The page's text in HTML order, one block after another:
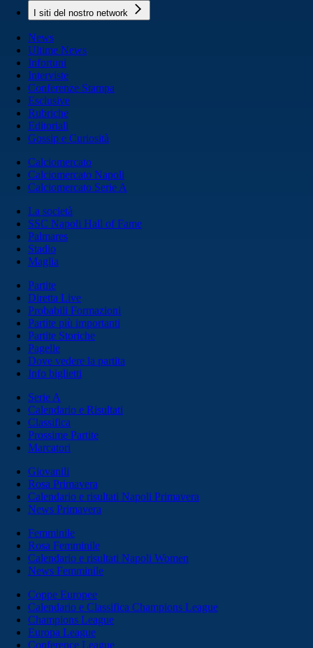
I siti del nostro network
News
Ultime News
Infortuni
Interviste
Conferenze Stampa
Esclusive
Rubriche
Editoriali
Gossip e Curiosità
Calciomercato
Calciomercato Napoli
Calciomercato Serie A
La società
SSC Napoli Hall of Fame
Palmares
Stadio
Maglia
Partite
Diretta Live
Probabili Formazioni
Partite più importanti
Partite Storiche
Pagelle
Dove vedere la partita
Info biglietti
Serie A
Calendario e Risultati
Classifica
Prossime Partite
Marcatori
Giovanili
Rosa Primavera
Calendario e risultati Napoli Primavera
News Primavera
Femminile
Rosa Femminile
Calendario e risultati Napoli Women
News Femminile
Coppe Europee
Calendario e Classifica Champions League
Champions League
Europa League
Conference League